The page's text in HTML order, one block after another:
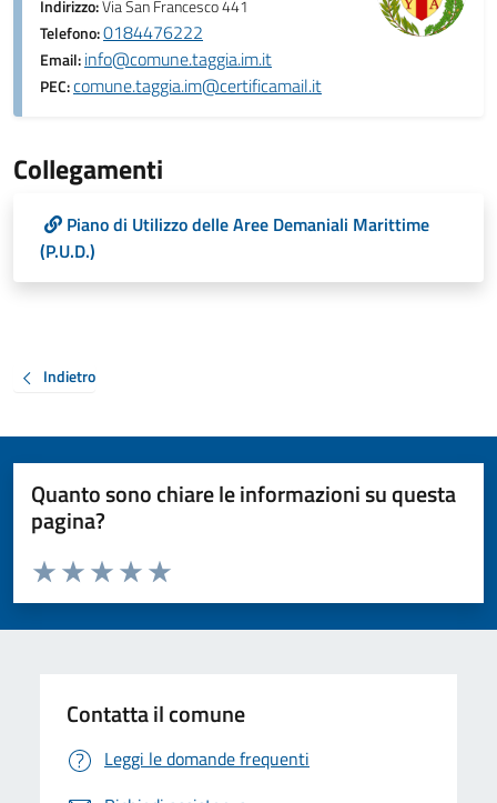
Indirizzo:Via San Francesco 441
Telefono:0184476222
Email:info@comune.taggia.im.it
PEC:comune.taggia.im@certificamail.it
Collegamenti
Piano di Utilizzo delle Aree Demaniali Marittime
(P.U.D.)
Indietro
Quanto sono chiare le informazioni su questa
pagina?
Valuta da 1 a 5 stelle la pagina
Valuta 5 stelle su 5
Valuta 4 stelle su 5
Valuta 3 stelle su 5
Valuta 2 stelle su 5
Valuta 1 stelle su 5
Contatta il comune
Leggi le domande frequenti